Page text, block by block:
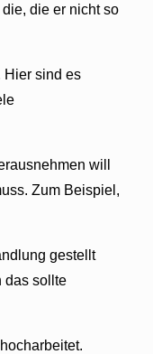
die er nicht so
Hier sind es
will
Zum Beispiel,
gestellt
das sollte